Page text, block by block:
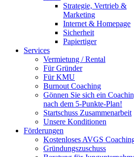
Strategie, Vertrieb &
Marketing
Internet & Homepage
Sicherheit
Papiertiger
Services
Vermietung / Rental
Für Gründer
Für KMU
Burnout Coaching
Gönnen Sie sich ein
nach dem 5-Punkte-Plan!
Startschuss Zusammenarbeit
Unsere Konditionen
Förderungen
Kostenloses AVGS
Gründungszuschuss